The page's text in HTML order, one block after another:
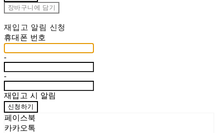
장바구니에 담기
재입고 알림 신청
휴대폰 번호
-
-
재입고 시 알림
신청하기
페이스북
카카오톡